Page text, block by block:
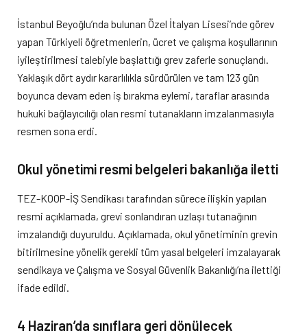
İstanbul Beyoğlu’nda bulunan Özel İtalyan Lisesi’nde görev
yapan Türkiyeli öğretmenlerin, ücret ve çalışma koşullarının
iyileştirilmesi talebiyle başlattığı grev zaferle sonuçlandı.
Yaklaşık dört aydır kararlılıkla sürdürülen ve tam 123 gün
boyunca devam eden iş bırakma eylemi, taraflar arasında
hukuki bağlayıcılığı olan resmi tutanakların imzalanmasıyla
resmen sona erdi.
Okul yönetimi resmi belgeleri bakanlığa iletti
TEZ-KOOP-İŞ Sendikası tarafından sürece ilişkin yapılan
resmi açıklamada, grevi sonlandıran uzlaşı tutanağının
imzalandığı duyuruldu. Açıklamada, okul yönetiminin grevin
bitirilmesine yönelik gerekli tüm yasal belgeleri imzalayarak
sendikaya ve Çalışma ve Sosyal Güvenlik Bakanlığı’na ilettiği
ifade edildi.
4 Haziran’da sınıflara geri dönülecek